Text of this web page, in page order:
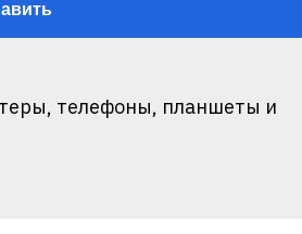
телефоны, планшеты и